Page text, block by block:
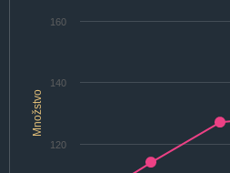
Množstvo
120
140
160